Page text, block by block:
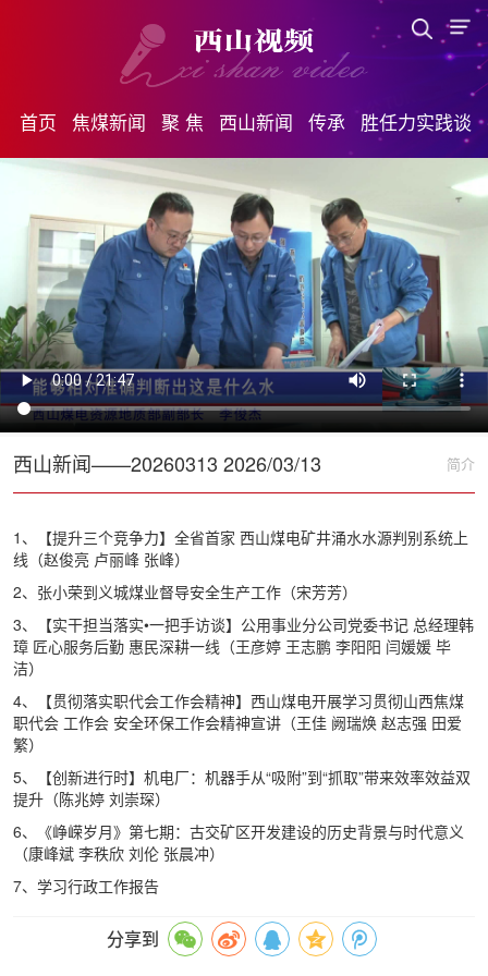
首页 焦煤新闻 聚 焦 西山新闻 传承 胜任力实践谈
西山新闻——20260313 2026/03/13 简介
分享到
1、【提升三个竞争力】全省首家 西山煤电矿井涌水水源判别系统上
线（赵俊亮 卢丽峰 张峰）
2、张小荣到义城煤业督导安全生产工作（宋芳芳）
3、【实干担当落实•一把手访谈】公用事业分公司党委书记 总经理韩
璋 匠心服务后勤 惠民深耕一线（王彦婷 王志鹏 李阳阳 闫媛媛 毕
洁）
4、【贯彻落实职代会工作会精神】西山煤电开展学习贯彻山西焦煤
职代会 工作会 安全环保工作会精神宣讲（王佳 阙瑞焕 赵志强 田爱
繁）
5、【创新进行时】机电厂：机器手从“吸附”到“抓取”带来效率效益双
提升（陈兆婷 刘崇琛）
6、《峥嵘岁月》第七期：古交矿区开发建设的历史背景与时代意义
（康峰斌 李秩欣 刘伦 张晨冲）
7、学习行政工作报告